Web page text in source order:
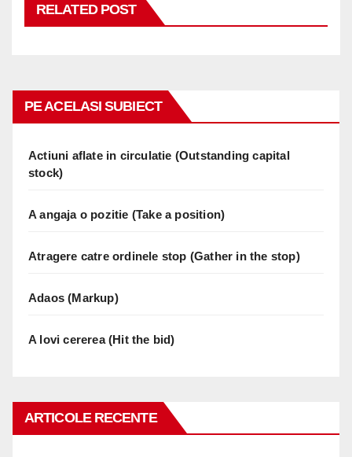
RELATED POST
PE ACELASI SUBIECT
Actiuni aflate in circulatie (Outstanding capital
stock)
A angaja o pozitie (Take a position)
Atragere catre ordinele stop (Gather in the stop)
Adaos (Markup)
A lovi cererea (Hit the bid)
ARTICOLE RECENTE